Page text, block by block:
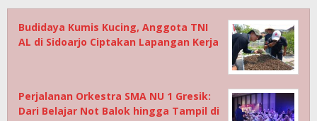
Budidaya Kumis Kucing, Anggota TNI
AL di Sidoarjo Ciptakan Lapangan Kerja
Perjalanan Orkestra SMA NU 1 Gresik:
Dari Belajar Not Balok hingga Tampil di